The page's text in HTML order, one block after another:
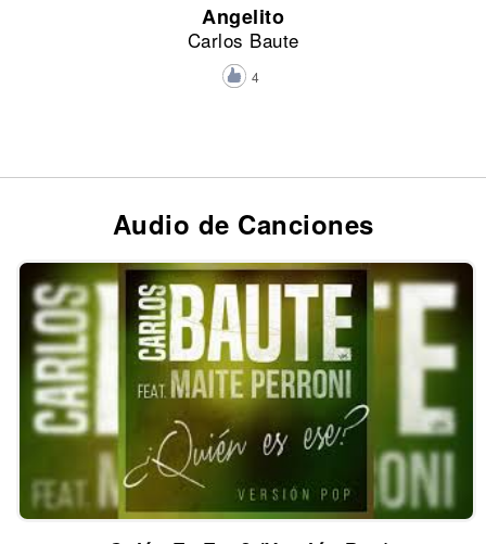
Angelito
Carlos Baute
4
Audio de Canciones